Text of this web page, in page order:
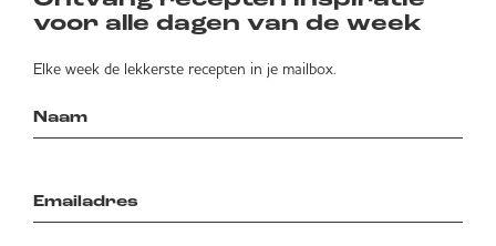
voor alle dagen van de week
Elke week de lekkerste recepten in je mailbox.